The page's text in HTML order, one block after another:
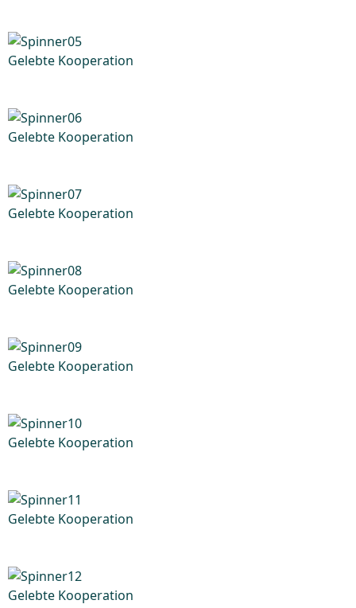
Gelebte Kooperation
Gelebte Kooperation
Gelebte Kooperation
Gelebte Kooperation
Gelebte Kooperation
Gelebte Kooperation
Gelebte Kooperation
Gelebte Kooperation